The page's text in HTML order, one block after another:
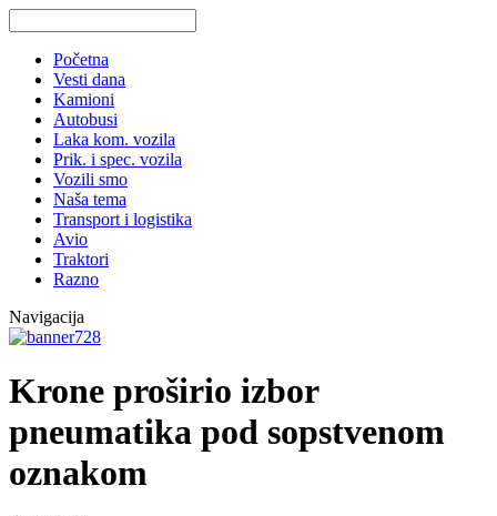
Početna
Vesti dana
Kamioni
Autobusi
Laka kom. vozila
Prik. i spec. vozila
Vozili smo
Naša tema
Transport i logistika
Avio
Traktori
Razno
Navigacija
Krone proširio izbor
pneumatika pod sopstvenom
oznakom